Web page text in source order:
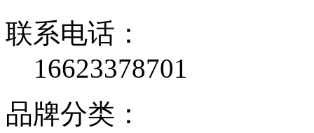
联系电话：
16623378701
品牌分类：